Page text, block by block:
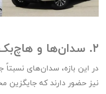
۲. سدان‌ها و
در این بازه، سدان‌های
نیز حضور دارند که جایگزین